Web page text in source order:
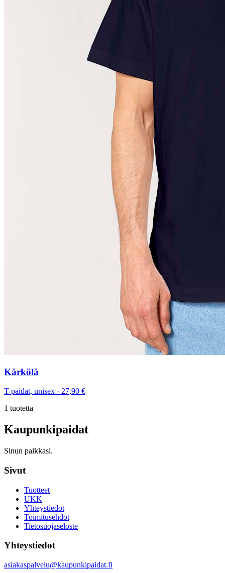
Kärkölä
T-paidat, unisex · 27,90 €
1 tuotetta
Kaupunkipaidat
Sinun paikkasi.
Sivut
Tuotteet
UKK
Yhteystiedot
Toimitusehdot
Tietosuojaseloste
Yhteystiedot
asiakaspalvelu@kaupunkipaidat.fi